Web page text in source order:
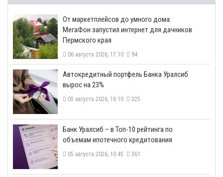
От маркетплейсов до умного дома:
МегаФон запустил интернет для дачников
Пермского края
06 августа 2026, 17:10 94
​Автокредитный портфель Банка Уралсиб
вырос на 23%
05 августа 2026, 16:10 325
​Банк Уралсиб – в Топ-10 рейтинга по
объемам ипотечного кредитования
05 августа 2026, 10:45 361